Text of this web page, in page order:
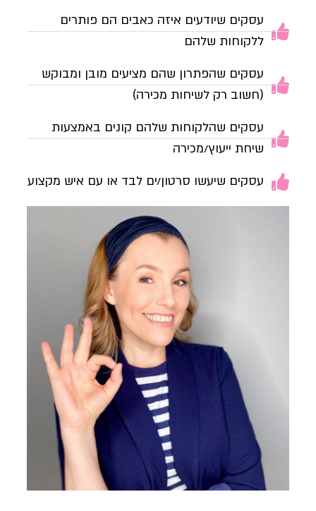
עסקים שיודעים איזה כאבים הם פותרים
ללקוחות שלהם
עסקים שהפתרון שהם מציעים מובן ומבוקש
(חשוב רק לשיחות מכירה)
עסקים שהלקוחות שלהם קונים באמצעות
שיחת ייעוץ/מכירה
עסקים שיעשו סרטון/ים לבד או עם איש מקצוע